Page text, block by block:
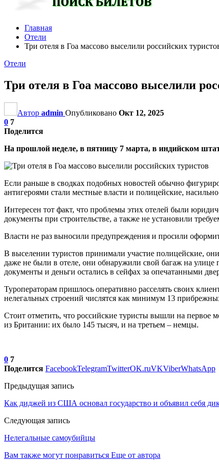
Главная
Отели
Три отеля в Гоа массово выселили российских
Отели
Три отеля в Гоа массово выселили
Автор admin Опубликовано Окт 12, 2025
0 7
Поделится
На прошлой неделе, в пятницу 7 марта, в индийском
Если раньше в сводках подобных новостей обычно
антигероями стали местные власти и полицейские,
Интересен тот факт, что проблемы этих отелей были
документы при строительстве, а также не установили
Власти не раз выносили предупреждения и просили
В выселении туристов принимали участие полицейские,
даже не были в отеле, они обнаружили свой багаж на
документы и деньги остались в сейфах за опечатанными
Туроператорам пришлось оперативно расселять своих
нелегальных строений числятся как минимум 13
Стоит отметить, что российские туристы вышли на первое
из Британии: их было 145 тысяч, и на третьем – немцы.
0 7
Поделится FacebookTelegramTwitterOK.ruVKViberWhatsApp
Предыдущая запись
Как диджей из США основал государство и объявил себя
Следующая запись
Нелегальные самоубийцы
Вам также могут понравиться Еще от автора